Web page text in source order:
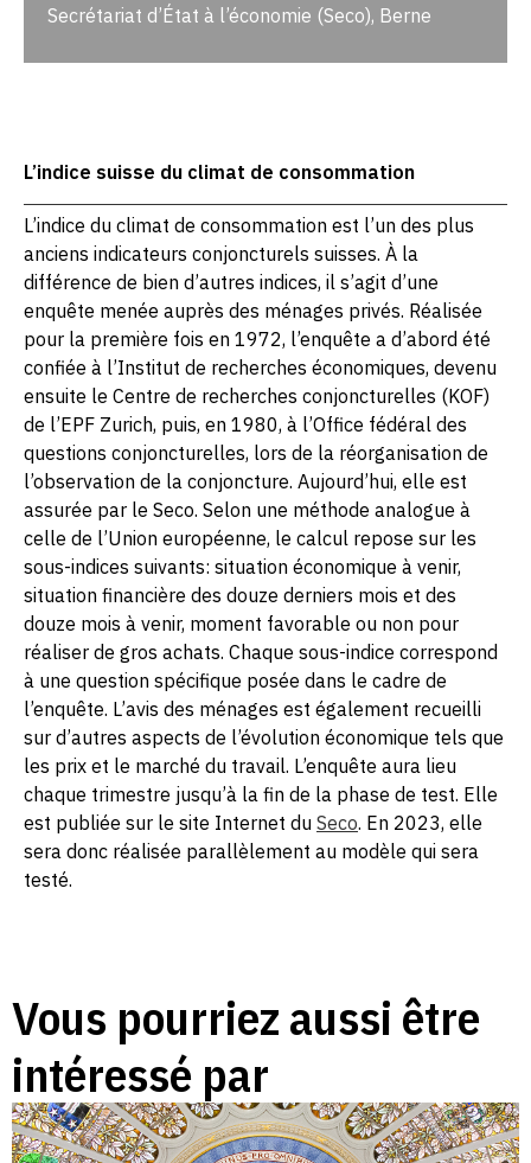
Secrétariat d’État à l’économie (Seco), Berne
L’indice suisse du climat de consommation
L’indice du climat de consommation est l’un des plus
anciens indicateurs conjoncturels suisses. À la
différence de bien d’autres indices, il s’agit d’une
enquête menée auprès des ménages privés. Réalisée
pour la première fois en 1972, l’enquête a d’abord été
confiée à l’Institut de recherches économiques, devenu
ensuite le Centre de recherches conjoncturelles (KOF)
de l’EPF Zurich, puis, en 1980, à l’Office fédéral des
questions conjoncturelles, lors de la réorganisation de
l’observation de la conjoncture. Aujourd’hui, elle est
assurée par le Seco. Selon une méthode analogue à
celle de l’Union européenne, le calcul repose sur les
sous-indices suivants: situation économique à venir,
situation financière des douze derniers mois et des
douze mois à venir, moment favorable ou non pour
réaliser de gros achats. Chaque sous-indice correspond
à une question spécifique posée dans le cadre de
l’enquête. L’avis des ménages est également recueilli
sur d’autres aspects de l’évolution économique tels que
les prix et le marché du travail. L’enquête aura lieu
chaque trimestre jusqu’à la fin de la phase de test. Elle
est publiée sur le site Internet du Seco. En 2023, elle
sera donc réalisée parallèlement au modèle qui sera
testé.
Vous pourriez aussi être
intéressé par